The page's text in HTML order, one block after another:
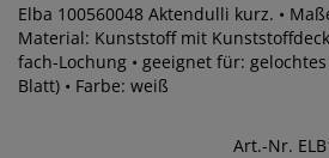
Elba 100560048 Aktendulli kurz. •
Material: Kunststoff mit
fach-Lochung • geeignet für:
Blatt) • Farbe: weiß
Art.-Nr.